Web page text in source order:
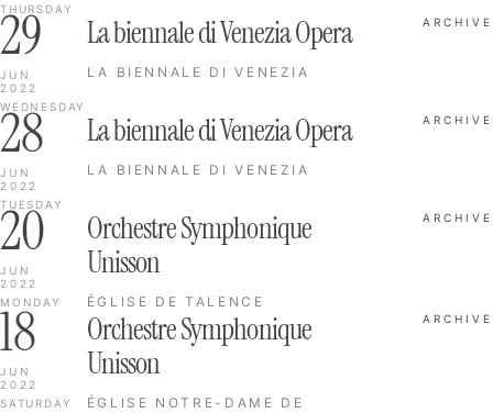
THURSDAY
29
JUN
2022
WEDNESDAY
La biennale di Venezia Opera
LA BIENNALE DI VENEZIA
ARCHIVE
28
JUN
2022
TUESDAY
La biennale di Venezia Opera
LA BIENNALE DI VENEZIA
ARCHIVE
20
JUN
2022
MONDAY
Orchestre Symphonique
Unisson
ÉGLISE DE TALENCE
ARCHIVE
18
JUN
2022
SATURDAY
Orchestre Symphonique
Unisson
ÉGLISE NOTRE-DAME DE
ARCHIVE